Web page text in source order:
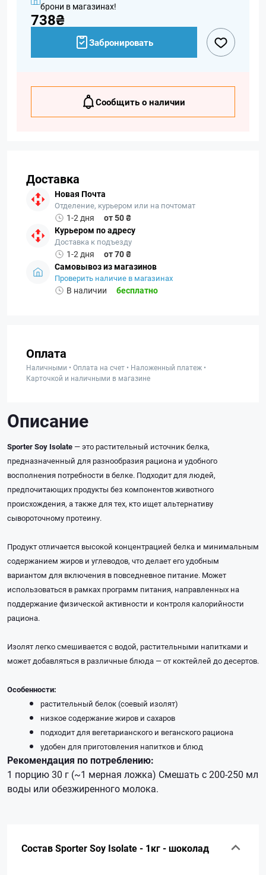
брони в магазинах!
738₴
Забронировать
Сообщить о наличии
Доставка
Новая Почта
Отделение, курьером или на почтомат
1-2 дня
от 50 ₴
Курьером по адресу
Доставка к подъезду
1-2 дня
от 70 ₴
Самовывоз из магазинов
Проверить наличие в магазинах
В наличии бесплатно
Оплата
Наличными • Оплата на счет • Наложенный платеж •
Карточкой и наличными в магазине
Описание
Sporter Soy Isolate — это растительный источник белка,
предназначенный для разнообразия рациона и удобного
восполнения потребности в белке. Подходит для людей,
предпочитающих продукты без компонентов животного
происхождения, а также для тех, кто ищет альтернативу
сывороточному протеину.
Продукт отличается высокой концентрацией белка и минимальным
содержанием жиров и углеводов, что делает его удобным
вариантом для включения в повседневное питание. Может
использоваться в рамках программ питания, направленных на
поддержание физической активности и контроля калорийности
рациона.
Изолят легко смешивается с водой, растительными напитками и
может добавляться в различные блюда — от коктейлей до десертов.
Особенности:
растительный белок (соевый изолят)
низкое содержание жиров и сахаров
подходит для вегетарианского и веганского рациона
удобен для приготовления напитков и блюд
Рекомендация по потреблению:
1 порцию 30 г (~1 мерная ложка) Смешать с 200-250 мл
воды или обезжиренного молока.
Состав Sporter Soy Isolate - 1кг - шоколад